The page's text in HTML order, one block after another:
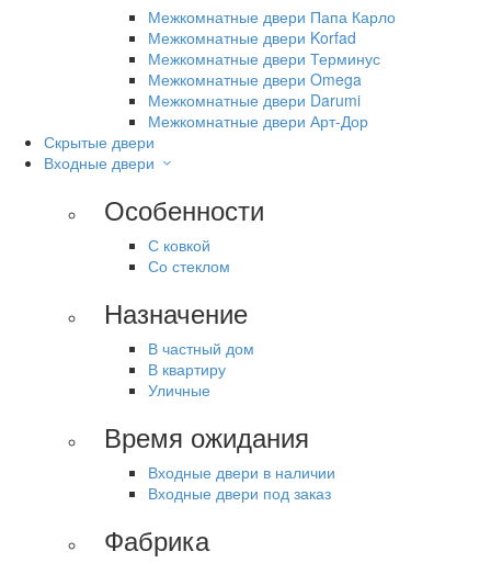
Межкомнатные двери Папа Карло
Межкомнатные двери Korfad
Межкомнатные двери Терминус
Межкомнатные двери Omega
Межкомнатные двери Darumi
Межкомнатные двери Арт-Дор
Скрытые двери
Входные двери
Особенности
С ковкой
Со стеклом
Назначение
В частный дом
В квартиру
Уличные
Время ожидания
Входные двери в наличии
Входные двери под заказ
Фабрика